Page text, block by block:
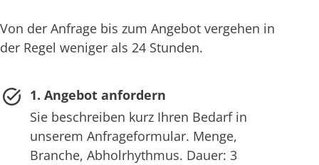
Von der Anfrage bis zum Angebot vergehen in
der Regel weniger als 24 Stunden.
1. Angebot anfordern
Sie beschreiben kurz Ihren Bedarf in
unserem Anfrageformular. Menge,
Branche, Abholrhythmus. Dauer: 3